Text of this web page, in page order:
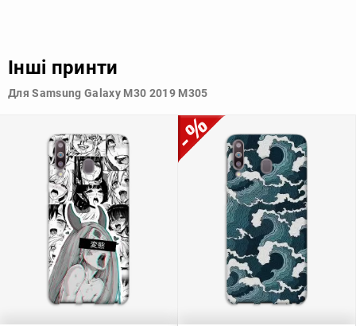
силікону дозволяє підібрати той, що найбільше відповідає
допомагає захистити ваш пристрій, зберегти його цінність і
додати зручності в користуванні.
Інші принти
Для Samsung Galaxy M30 2019 M305